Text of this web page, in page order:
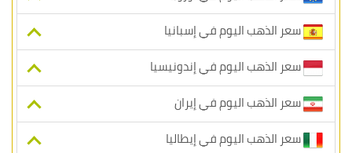
سعر الذهب اليوم في إسبانيا
سعر الذهب اليوم في إندونيسيا
سعر الذهب اليوم في إيران
سعر الذهب اليوم في إيطاليا